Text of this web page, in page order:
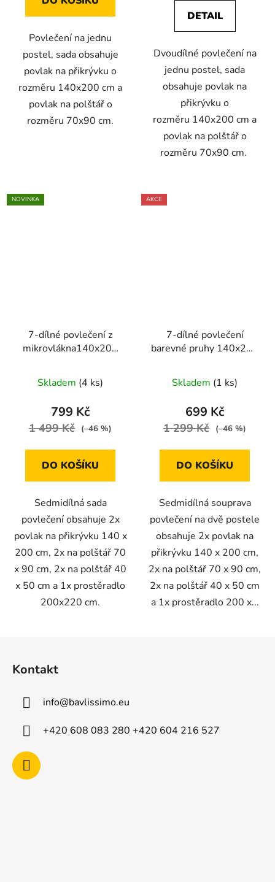
Povlečení na jednu
postel, sada obsahuje
povlak na přikrývku o
rozměru 140x200 cm a
povlak na polštář o
rozměru 70x90 cm.
DETAIL
Dvoudílné povlečení na
jednu postel, sada
obsahuje povlak na
přikrývku o
rozměru 140x200 cm a
povlak na polštář o
rozměru 70x90 cm.
NOVINKA
7-dílné povlečení z
mikrovlákna140x200
Skladem (4 ks)
799 Kč
1 499 Kč (–46 %)
DO KOŠÍKU
Sedmidílná sada
povlečení obsahuje 2x
povlak na přikrývku 140 x
200 cm, 2x na polštář 70
x 90 cm, 2x na polštář 40
x 50 cm a 1x prostěradlo
200x220 cm.
AKCE
7-dílné povlečení
barevné pruhy 140x200
Skladem (1 ks)
699 Kč
1 299 Kč (–46 %)
DO KOŠÍKU
Sedmidílná souprava
povlečení na dvě postele
obsahuje 2x povlak na
přikrývku 140 x 200 cm,
2x na polštář 70 x 90 cm,
2x na polštář 40 x 50 cm
a 1x prostěradlo 200 x...
Kontakt
info@bavlissimo.eu
+420 608 083 280 +420 604 216 527